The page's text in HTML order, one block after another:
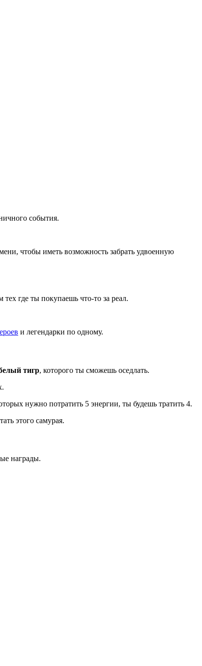
события.
чтобы иметь возможность забрать удвоенную
тех где ты покупаешь что-то за реал.
и легендарки по одному.
тигр, которого ты сможешь оседлать.
нужно потратить 5 энергии, ты будешь тратить 4.
этого самурая.
награды.